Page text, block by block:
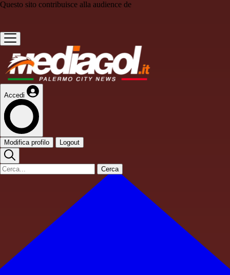
Questo sito contribuisce alla audience de
Accedi
Modifica profilo Logout
Cerca